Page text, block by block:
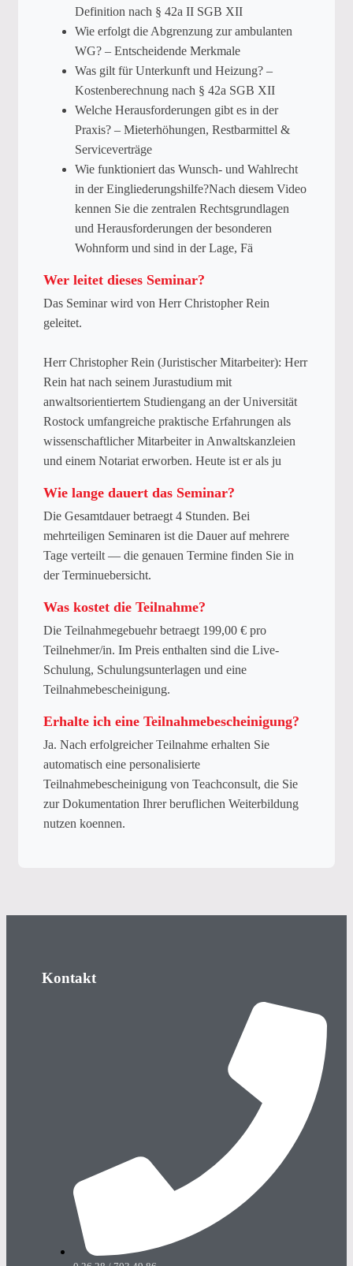
Definition nach § 42a II SGB XII
Wie erfolgt die Abgrenzung zur ambulanten
WG? – Entscheidende Merkmale
Was gilt für Unterkunft und Heizung? –
Kostenberechnung nach § 42a SGB XII
Welche Herausforderungen gibt es in der
Praxis? – Mieterhöhungen, Restbarmittel &
Serviceverträge
Wie funktioniert das Wunsch- und Wahlrecht
in der Eingliederungshilfe?Nach diesem Video
kennen Sie die zentralen Rechtsgrundlagen
und Herausforderungen der besonderen
Wohnform und sind in der Lage, Fä
Wer leitet dieses Seminar?
Das Seminar wird von Herr Christopher Rein
geleitet.
Herr Christopher Rein (Juristischer Mitarbeiter): Herr
Rein hat nach seinem Jurastudium mit
anwaltsorientiertem Studiengang an der Universität
Rostock umfangreiche praktische Erfahrungen als
wissenschaftlicher Mitarbeiter in Anwaltskanzleien
und einem Notariat erworben. Heute ist er als ju
Wie lange dauert das Seminar?
Die Gesamtdauer betraegt 4 Stunden. Bei
mehrteiligen Seminaren ist die Dauer auf mehrere
Tage verteilt — die genauen Termine finden Sie in
der Terminuebersicht.
Was kostet die Teilnahme?
Die Teilnahmegebuehr betraegt 199,00 € pro
Teilnehmer/in. Im Preis enthalten sind die Live-
Schulung, Schulungsunterlagen und eine
Teilnahmebescheinigung.
Erhalte ich eine Teilnahmebescheinigung?
Ja. Nach erfolgreicher Teilnahme erhalten Sie
automatisch eine personalisierte
Teilnahmebescheinigung von Teachconsult, die Sie
zur Dokumentation Ihrer beruflichen Weiterbildung
nutzen koennen.
Kontakt